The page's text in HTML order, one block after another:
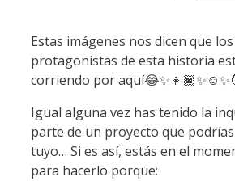
Estas imágenes nos dicen que
protagonistas de esta historia
corriendo por
Igual alguna vez has tenido la
parte de un proyecto que
tuyo… Si es así, estás en el
para hacerlo porque: